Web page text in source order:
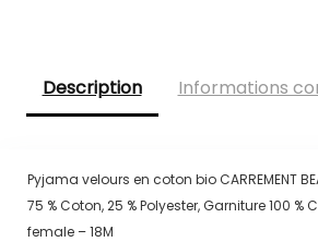
Description Informations
Pyjama velours en coton bio CARREMENT
75 % Coton, 25 % Polyester, Garniture 100 %
female – 18M